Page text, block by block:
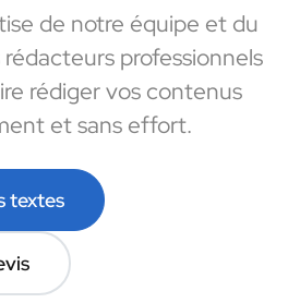
de notre équipe et du
professionnels
rédiger vos contenus
et sans effort.
textes